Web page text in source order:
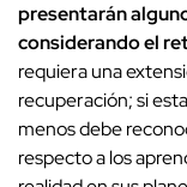
presentarán
considerando el
requiera una
recuperación; si
menos debe
respecto a los